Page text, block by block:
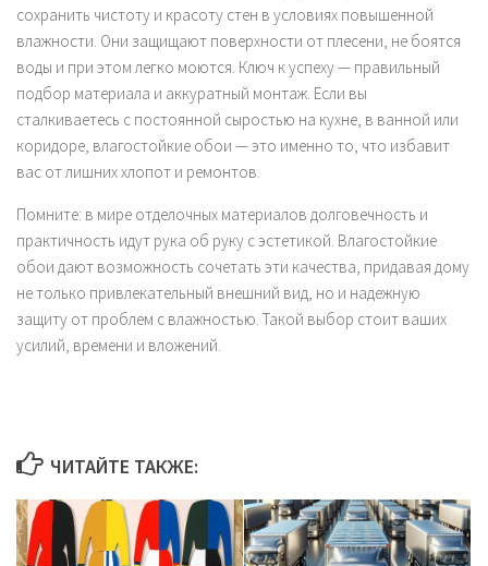
сохранить чистоту и красоту стен в условиях повышенной
влажности. Они защищают поверхности от плесени, не боятся
воды и при этом легко моются. Ключ к успеху — правильный
подбор материала и аккуратный монтаж. Если вы
сталкиваетесь с постоянной сыростью на кухне, в ванной или
коридоре, влагостойкие обои — это именно то, что избавит
вас от лишних хлопот и ремонтов.
Помните: в мире отделочных материалов долговечность и
практичность идут рука об руку с эстетикой. Влагостойкие
обои дают возможность сочетать эти качества, придавая дому
не только привлекательный внешний вид, но и надежную
защиту от проблем с влажностью. Такой выбор стоит ваших
усилий, времени и вложений.
ЧИТАЙТЕ ТАКЖЕ: